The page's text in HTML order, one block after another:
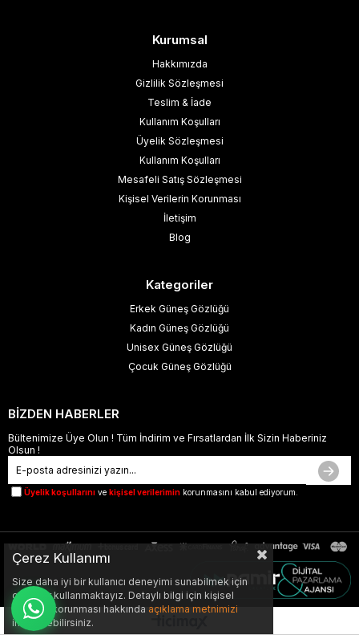
Kurumsal
Hakkımızda
Gizlilik Sözleşmesi
Teslim & İade
Kullanım Koşulları
Üyelik Sözleşmesi
Kullanım Koşulları
Mesafeli Satış Sözleşmesi
Kişisel Verilerin Korunması
İletişim
Blog
Kategoriler
Erkek Güneş Gözlüğü
Kadın Güneş Gözlüğü
Unisex Güneş Gözlüğü
Çocuk Güneş Gözlüğü
BİZDEN HABERLER
Bültenimize Üye Olun ! Tüm İndirim ve Fırsatlardan İlk Sizin Haberiniz
Olsun !
Üyelik koşullarını ve kişisel verilerimin korunmasını kabul ediyorum.
Çerez Kullanımı
Size daha iyi bir kullanıcı deneyimi sunabilmek için
çerezler kullanmaktayız. Detaylı bilgi için kişisel
verilerin korunması hakkında açıklama metnimizi
inceleyebilirsiniz.